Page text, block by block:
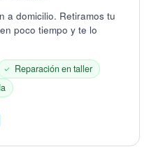
a domicilio. Retiramos tu
poco tiempo y te lo
Reparación en taller